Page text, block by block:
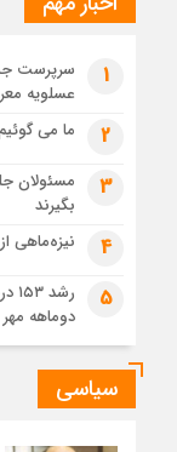
دادستان
1 ماه قبل
زابل و بندر
زیر آتش
1
سرپرست
عسلویه
2 ما می
3
مسئولان
بگیرند
4 نیزه‌ماهی
5
دوماهه مهر و
سیاسی